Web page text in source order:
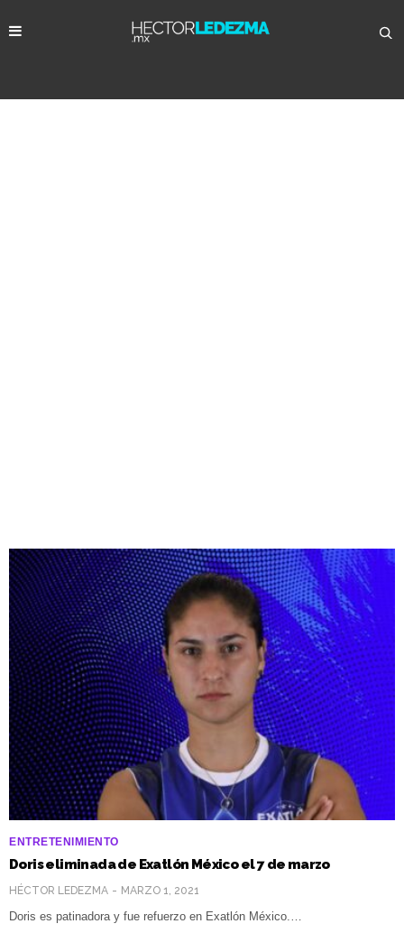
ENTRETENIMIENTO
Doris eliminada de Exatlón México el 7 de marzo
HÉCTOR LEDEZMA MARZO 1, 2021
Doris es patinadora y fue refuerzo en Exatlón México.…